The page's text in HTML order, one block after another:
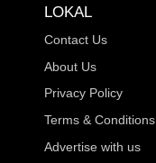
LOKAL
Contact Us
About Us
Privacy Policy
Terms & Conditions
Advertise with us